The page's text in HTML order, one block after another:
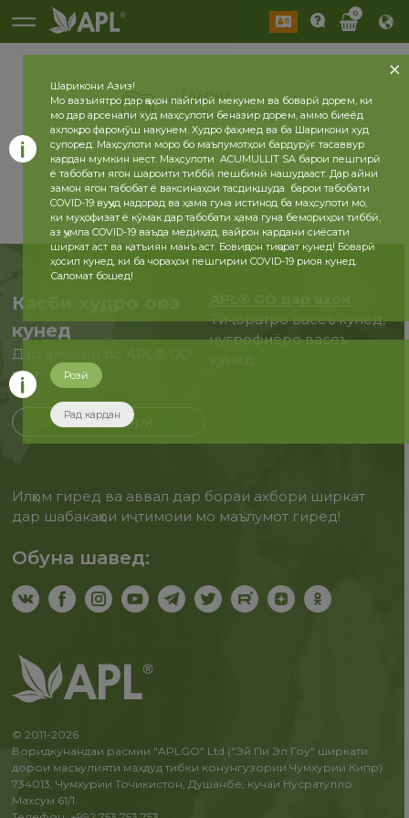
0
Таърих
2026 сол 2025 сол
бозгашт
Касби худро оғоз
кунед
Дар ҳамкорӣ бо APL® GO
ҳоло
Бақайдгирӣ
Тиҷоратро васеъ кунед,
ҷуғрофиёро васеъ
Илҳом гиред ва аввал дар бораи ахбори ширкат
дар шабакаҳои иҷтимоии мо маълумот гиред!
Обуна шавед:
© 2011-2026
Воридкунандаи расмии "APLGO" Ltd ("Эй Пи Эл Гоу" ширкати
дорои масъулияти махдуд тибки конунгузории Чумхурии Кипр)
734013, Чумхурии Точикистон, Душанбе, кучаи Нусратулло
Махсум 61/1.
Шарикони Азиз!
Мо вазъиятро дар ҷаҳон пайгирӣ мекунем ва боварӣ дорем, ки
мо дар арсенали худ маҳсулоти беназир дорем, аммо биеёд
ахлоқро фаромӯш накунем. Худро фаҳмед ва ба Шарикони худ
супоред. Маҳсулоти моро бо маълумотҳои бардурӯғ тасаввур
кардан мумкин нест. Маҳсулоти ACUMULLIT SA барои пешгирӣ
ё табобати ягон шароити тиббӣ пешбинӣ нашудааст. Дар айни
замон ягон табобат ё ваксинаҳои тасдиқшуда барои табобати
COVID-19 вуҷуд надорад ва ҳама гуна истинод ба маҳсулоти мо,
ки муҳофизат ё кӯмак дар табобати ҳама гуна бемориҳои тиббӣ,
аз ҷумла COVID-19 ваъда медиҳад, вайрон кардани сиёсати
ширкат аст ва қатъиян манъ аст. Бовиҷдон тиҷорат кунед! Боварӣ
ҳосил кунед, ки ба чораҳои пешгирии COVID-19 риоя кунед.
Саломат бошед!
Розӣ
Рад кардан